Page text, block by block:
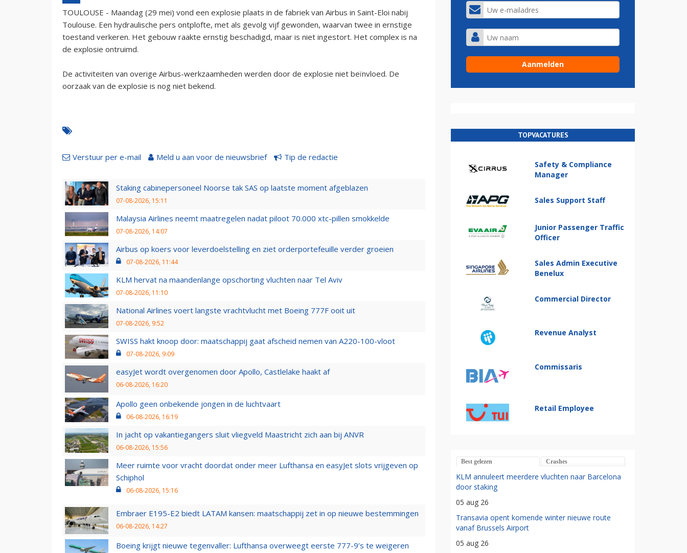
TOULOUSE - Maandag (29 mei) vond een explosie plaats in de fabriek van Airbus in Saint-Eloi nabij
Toulouse. Een hydraulische pers ontplofte, met als gevolg vijf gewonden, waarvan twee in ernstige
toestand verkeren. Het gebouw raakte ernstig beschadigd, maar is niet ingestort. Het complex is na
de explosie ontruimd.
De activiteiten van overige Airbus-werkzaamheden werden door de explosie niet beïnvloed. De
oorzaak van de explosie is nog niet bekend.
Verstuur per e-mail Meld u aan voor de nieuwsbrief Tip de redactie
Staking cabinepersoneel Noorse tak SAS op laatste moment afgeblazen
07-08-2026, 15:11
Malaysia Airlines neemt maatregelen nadat piloot 70.000 xtc-pillen smokkelde
07-08-2026, 14:07
Airbus op koers voor leverdoelstelling en ziet orderportefeuille verder groeien
07-08-2026, 11:44
KLM hervat na maandenlange opschorting vluchten naar Tel Aviv
07-08-2026, 11:10
National Airlines voert langste vrachtvlucht met Boeing 777F ooit uit
07-08-2026, 9:52
SWISS hakt knoop door: maatschappij gaat afscheid nemen van A220-100-vloot
07-08-2026, 9:09
easyJet wordt overgenomen door Apollo, Castlelake haakt af
06-08-2026, 16:20
Apollo geen onbekende jongen in de luchtvaart
06-08-2026, 16:19
In jacht op vakantiegangers sluit vliegveld Maastricht zich aan bij ANVR
06-08-2026, 15:56
Meer ruimte voor vracht doordat onder meer Lufthansa en easyJet slots vrijgeven op
Schiphol
06-08-2026, 15:16
Embraer E195-E2 biedt LATAM kansen: maatschappij zet in op nieuwe bestemmingen
06-08-2026, 14:27
Boeing krijgt nieuwe tegenvaller: Lufthansa overweegt eerste 777-9’s te weigeren
TOPVACATURES
Safety & Compliance
Manager
Sales Support Staff
Junior Passenger Traffic
Officer
Sales Admin Executive
Benelux
Commercial Director
Revenue Analyst
Commissaris
Retail Employee
Best gelezen Crashes
KLM annuleert meerdere vluchten naar Barcelona
door staking
05 aug 26
Transavia opent komende winter nieuwe route
vanaf Brussels Airport
05 aug 26